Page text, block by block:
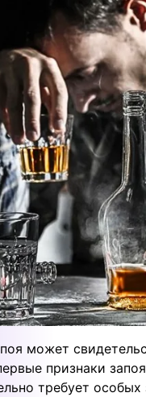
может
признаки
требует